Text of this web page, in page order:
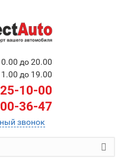
до 20.00
до 19.00
10-00
36-47
звонок